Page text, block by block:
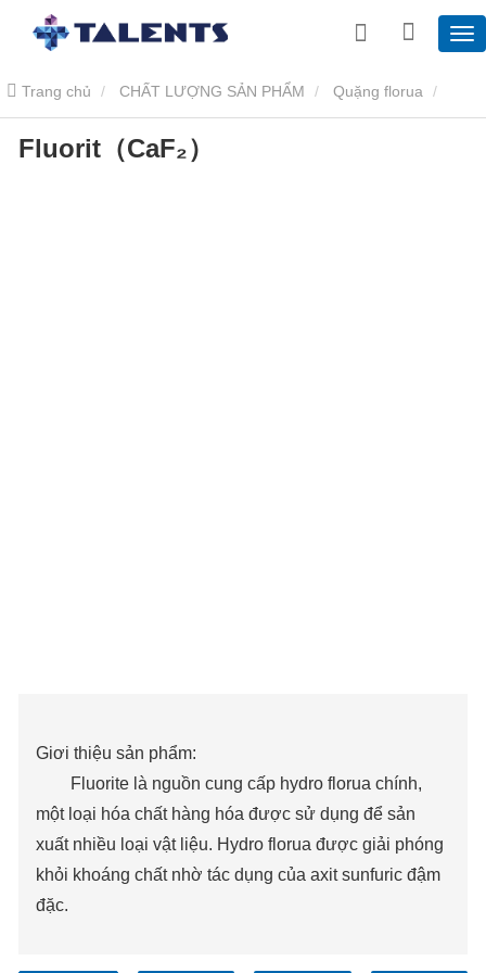
Trang chủ CHẤT LƯỢNG SẢN PHẨM Quặng florua
Fluorit （CAF₂
Fluorit（CaF₂）
Giơi thiệu sản phẩm:
Fluorite là nguồn cung cấp hydro florua chính,
một loại hóa chất hàng hóa được sử dụng để sản
xuất nhiều loại vật liệu. Hydro florua được giải phóng
khỏi khoáng chất nhờ tác dụng của axit sunfuric đậm
đặc.